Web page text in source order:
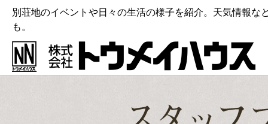
別荘地のイベントや日々の生活の様子を紹介。天気情報な
も。